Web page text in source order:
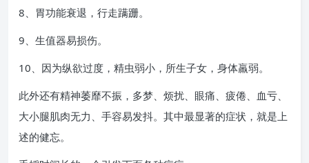
8、胃功能衰退，行走蹒跚。
9、生值器易损伤。
10、因为纵欲过度，精虫弱小，所生子女，身体羸弱。
此外还有精神萎靡不振，多梦、烦扰、眼痛、疲倦、血亏、
大小腿肌肉无力、手容易发抖。其中最显著的症状，就是上
述的健忘。